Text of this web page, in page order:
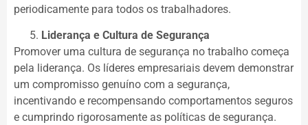
periodicamente para todos os trabalhadores.
Liderança e Cultura de Segurança
Promover uma cultura de segurança no trabalho começa
pela liderança. Os líderes empresariais devem demonstrar
um compromisso genuíno com a segurança,
incentivando e recompensando comportamentos seguros
e cumprindo rigorosamente as políticas de segurança.